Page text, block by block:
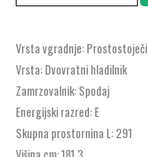
Vrsta vgradnje:Prostostoječi
Vrsta:Dvovratni hladilnik
Zamrzovalnik:Spodaj
Energijski razred:E
Skupna prostornina L:291